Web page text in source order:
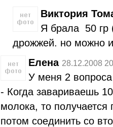
Виктория
Я брала 50 гр
дрожжей. но можно
Елена 28.12.2008
У меня 2
- Когда завариваешь
молока, то получается
потом соединить со